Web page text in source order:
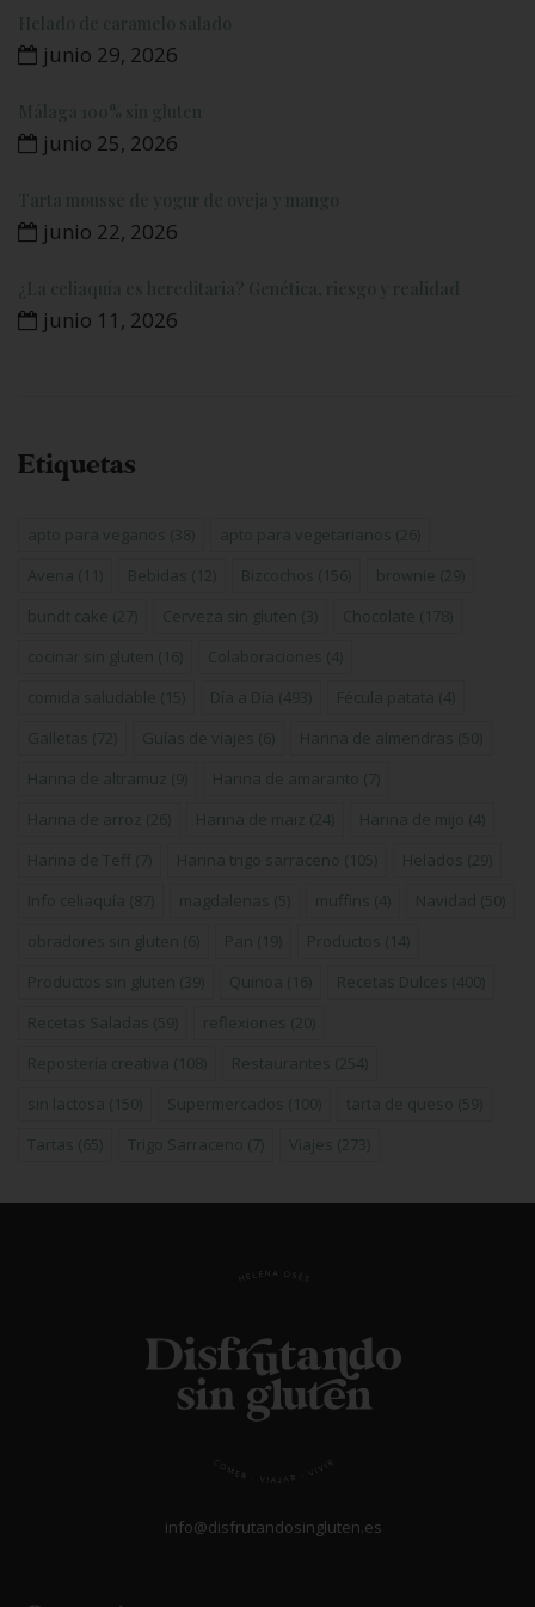
Helado de caramelo salado
junio 29, 2026
Málaga 100% sin gluten
junio 25, 2026
Tarta mousse de yogur de oveja y mango
junio 22, 2026
¿La celiaquía es hereditaria? Genética, riesgo y realidad
junio 11, 2026
Etiquetas
apto para veganos (38) apto para vegetarianos (26)
Avena (11) Bebidas (12) Bizcochos (156) brownie (29)
bundt cake (27) Cerveza sin gluten (3) Chocolate (178)
cocinar sin gluten (16) Colaboraciones (4)
comida saludable (15) Día a Día (493) Fécula patata (4)
Galletas (72) Guías de viajes (6) Harina de almendras (50)
Harina de altramuz (9) Harina de amaranto (7)
Harina de arroz (26) Harina de maiz (24) Harina de mijo (4)
Harina de Teff (7) Harina trigo sarraceno (105) Helados (29)
Info celiaquía (87) magdalenas (5) muffins (4) Navidad (50)
obradores sin gluten (6) Pan (19) Productos (14)
Productos sin gluten (39) Quinoa (16) Recetas Dulces (400)
Recetas Saladas (59) reflexiones (20)
Repostería creativa (108) Restaurantes (254)
sin lactosa (150) Supermercados (100) tarta de queso (59)
Tartas (65) Trigo Sarraceno (7) Viajes (273)
info@disfrutandosingluten.es